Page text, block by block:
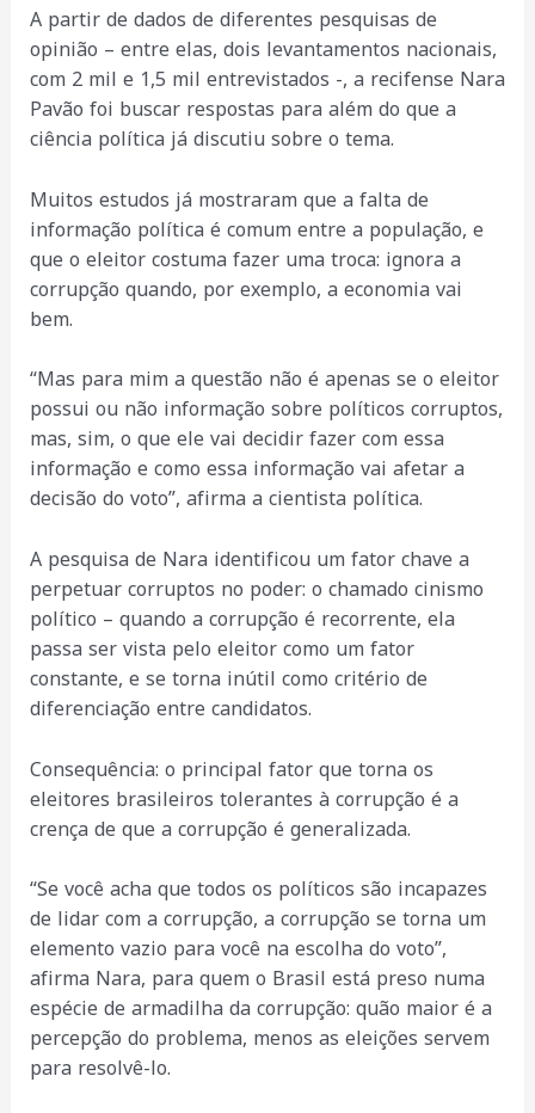
A partir de dados de diferentes pesquisas de
opinião – entre elas, dois levantamentos nacionais,
com 2 mil e 1,5 mil entrevistados -, a recifense Nara
Pavão foi buscar respostas para além do que a
ciência política já discutiu sobre o tema.
Muitos estudos já mostraram que a falta de
informação política é comum entre a população, e
que o eleitor costuma fazer uma troca: ignora a
corrupção quando, por exemplo, a economia vai
bem.
“Mas para mim a questão não é apenas se o eleitor
possui ou não informação sobre políticos corruptos,
mas, sim, o que ele vai decidir fazer com essa
informação e como essa informação vai afetar a
decisão do voto”, afirma a cientista política.
A pesquisa de Nara identificou um fator chave a
perpetuar corruptos no poder: o chamado cinismo
político – quando a corrupção é recorrente, ela
passa ser vista pelo eleitor como um fator
constante, e se torna inútil como critério de
diferenciação entre candidatos.
Consequência: o principal fator que torna os
eleitores brasileiros tolerantes à corrupção é a
crença de que a corrupção é generalizada.
“Se você acha que todos os políticos são incapazes
de lidar com a corrupção, a corrupção se torna um
elemento vazio para você na escolha do voto”,
afirma Nara, para quem o Brasil está preso numa
espécie de armadilha da corrupção: quão maior é a
percepção do problema, menos as eleições servem
para resolvê-lo.